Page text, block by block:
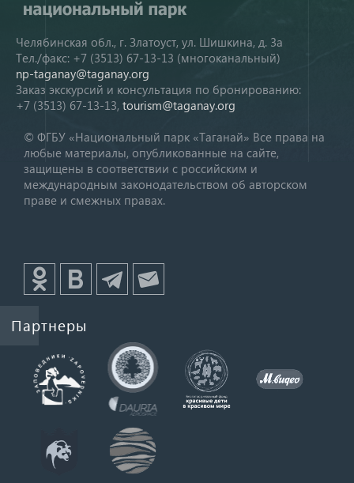
Челябинская обл., г. Златоуст, ул. Шишкина, д. 3а
Тел./факс: +7 (3513) 67-13-13 (многоканальный)
np-taganay@taganay.org
Заказ экскурсий и консультация по бронированию:
+7 (3513) 67-13-13, tourism@taganay.org
© ФГБУ «Национальный парк «Таганай» Все права на
любые материалы, опубликованные на сайте,
защищены в соответствии с российским и
международным законодательством об авторском
праве и смежных правах.
Партнеры